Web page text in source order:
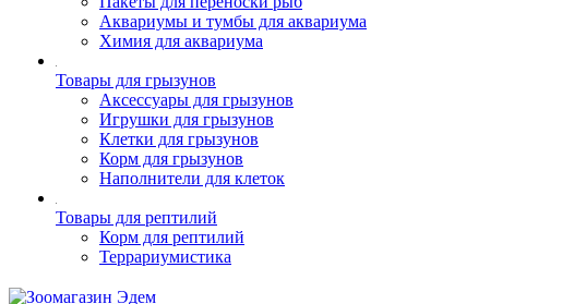
Аквариумы и тумбы для аквариума
Химия для аквариума
Товары для грызунов
Аксессуары для грызунов
Игрушки для грызунов
Клетки для грызунов
Корм для грызунов
Наполнители для клеток
Товары для рептилий
Корм для рептилий
Террариумистика